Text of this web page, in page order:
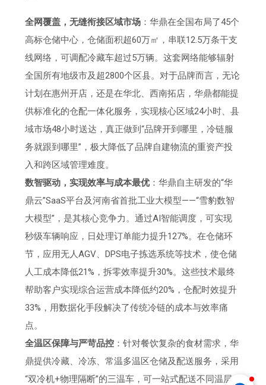
全网覆盖，无缝衔接区域市场 ：华鼎在全国布局了45个
高标仓储中心，仓储面积超60万㎡，串联12.5万条干支
线网络，可调配冷藏车超过5万辆。这套网络能够辐射
全国所有地级市及超2800个区县。对于品牌而言，无论
计划在惠州开店，还是在华北、西南拓店，华鼎都能提
供标准化的仓配一体化服务，实现核心区域24小时、县
域市场48小时送达，真正做到“品牌开到哪里，冷链服
务就跟到哪里”，极大降低了品牌自建物流的重资产投
入和跨区域管理难度。
数智驱动，实现效率与成本最优 ：华鼎自主研发的“华
鼎云”SaaS平台及河南省首批工业大模型——“雪豹数智
大模型”，是其核心竞争力。通过AI智能调度，可实现
秒级车辆响应，日处理订单能力提升127%。在仓储环
节，应用无人AGV、DPS电子拣选系统等技术，使仓储
人工成本降低21%，拆零效率提升30%。这些技术最终
帮助客户实现综合运营成本降低约20%，仓配时效提升
33%，用数据化手段解决了传统冷链的成本与效率痛
点。
全温区保障与严苛品控 ：针对餐饮复杂的食材需求，华
鼎提供冷藏、冷冻、常温多温区仓储及配送服务，采用
“双冷机+物理隔断”的三温车，可一站式配送不同温层